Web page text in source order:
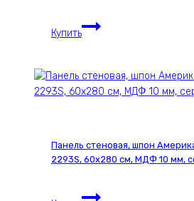
ONE,
Varman.pro
Купить
Карниз
для
однорядный
мм,
цвет
Varman.pro
Панель стеновая, шпон
2293S, 60х280 см, МДФ 10 мм,
Панель